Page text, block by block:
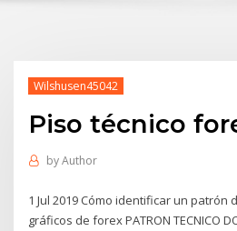
Wilshusen45042
Piso técnico
byAuthor
1 Jul 2019 Cómo identificar un patrón
gráficos de forex PATRON TECNICO